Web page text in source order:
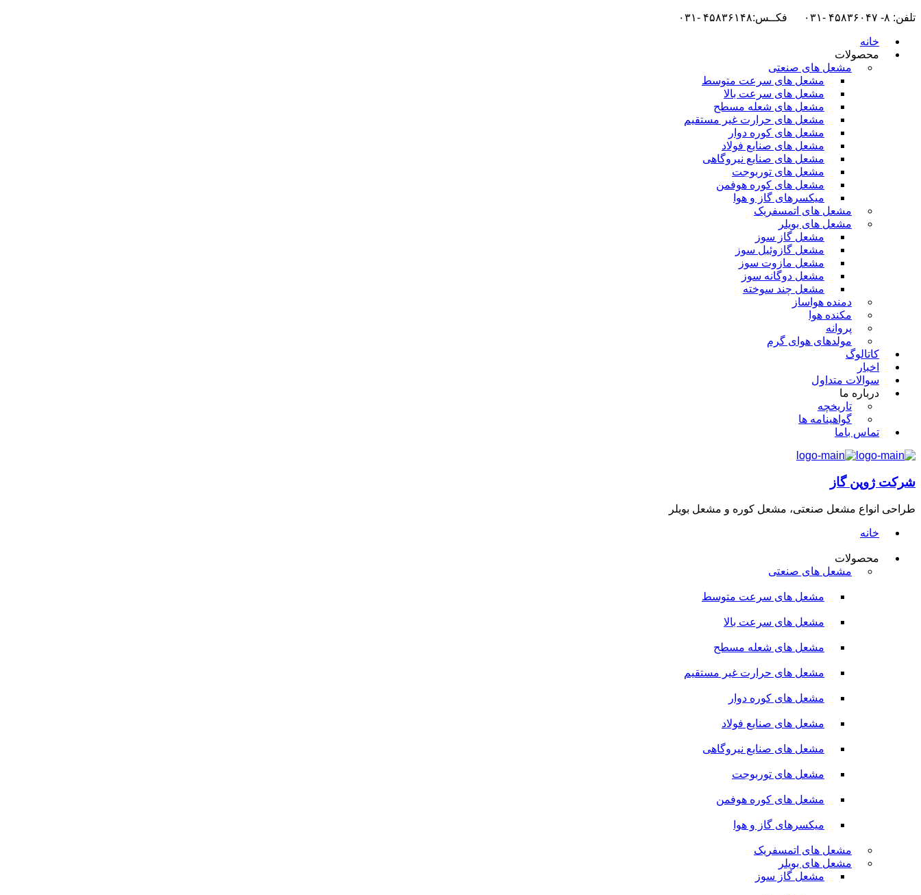
تلفن: ۸- ۴۵۸۳۶۰۴۷ -۰۳۱ فکــس:۴۵۸۳۶۱۴۸ -۰۳۱
خانه
محصولات
مشعل های صنعتی
مشعل های سرعت متوسط
مشعل های سرعت بالا
مشعل های شعله مسطح
مشعل های حرارت غیر مستقیم
مشعل های کوره دوار
مشعل های صنایع فولاد
مشعل های صنایع نیروگاهی
مشعل های توربوجت
مشعل های کوره هوفمن
میکسرهای گاز و هوا
مشعل های اتمسفریک
مشعل های بویلر
مشعل گاز سوز
مشعل گازوئیل سوز
مشعل مازوت سوز
مشعل دوگانه سوز
مشعل چند سوخته
دمنده هواساز
مکنده هوا
پروانه
مولدهای هوای گرم
کاتالوگ
اخبار
سوالات متداول
درباره ما
تاریخچه
گواهینامه ها
تماس باما
شرکت ژوپن گاز
طراحی انواع مشعل صنعتی، مشعل کوره و مشعل بویلر
خانه
محصولات
مشعل های صنعتی
مشعل های سرعت متوسط
مشعل های سرعت بالا
مشعل های شعله مسطح
مشعل های حرارت غیر مستقیم
مشعل های کوره دوار
مشعل های صنایع فولاد
مشعل های صنایع نیروگاهی
مشعل های توربوجت
مشعل های کوره هوفمن
میکسرهای گاز و هوا
مشعل های اتمسفریک
مشعل های بویلر
مشعل گاز سوز